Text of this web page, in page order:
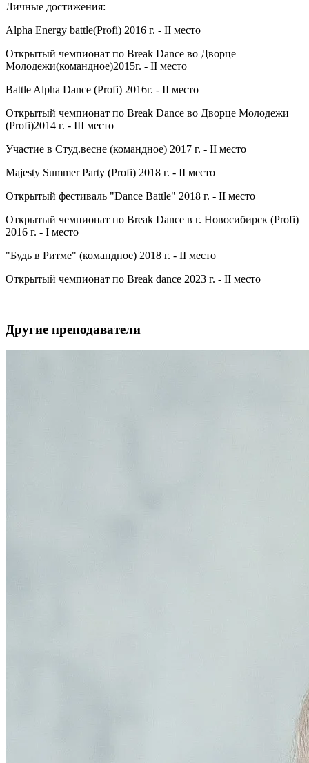
Личные достижения:
Alpha Energy battle(Profi) 2016 г. - II место
Открытый чемпионат по Break Dance во Дворце
Молодежи(командное)2015г. - II место
Battle Alpha Dance (Profi) 2016г. - II место
Открытый чемпионат по Break Dance во Дворце Молодежи
(Profi)2014 г. - III место
Участие в Студ.весне (командное) 2017 г. - II место
Majesty Summer Party (Profi) 2018 г. - II место
Открытый фестиваль "Dance Battle" 2018 г. - II место
Открытый чемпионат по Break Dance в г. Новосибирск (Profi)
2016 г. - I место
"Будь в Ритме" (командное) 2018 г. - II место
Открытый чемпионат по Break dance 2023 г. - II место
Другие преподаватели